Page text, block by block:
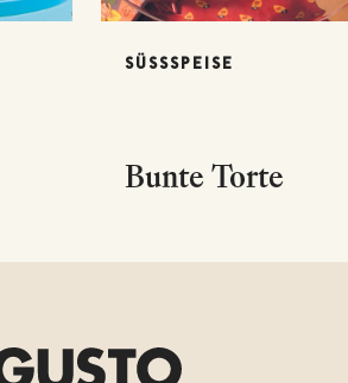
SÜSSSPEISE
Bunte Torte